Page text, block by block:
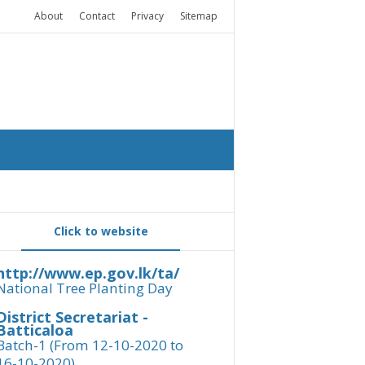
About Contact Privacy Sitemap
Click to website
www.ep.gov.lk/ta/
Tree Planting Day
Secretariat -
1 (From 12-10-2020 to